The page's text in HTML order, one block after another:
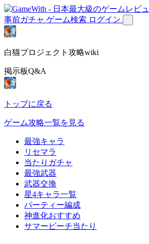
事前ガチャ ゲーム検索 ログイン
白猫プロジェクト攻略wiki
掲示板Q&A
トップに戻る
ゲーム攻略一覧を見る
最強キャラ
リセマラ
当たりガチャ
最強武器
武器交換
星4キャラ一覧
パーティー編成
神進化おすすめ
サマービーチ当たり